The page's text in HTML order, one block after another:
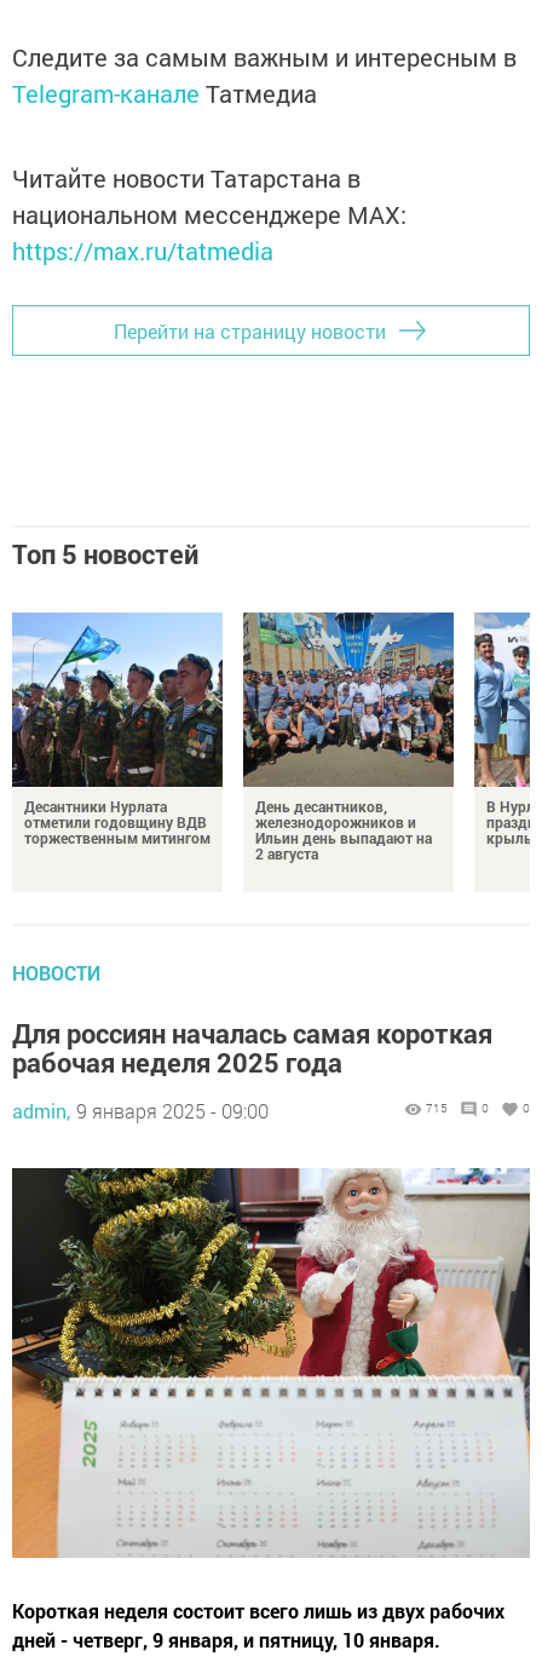
Следите за самым важным и интересным в
Telegram-канале Татмедиа
Читайте новости Татарстана в
национальном мессенджере MАХ:
https://max.ru/tatmedia
Перейти на страницу новости
Топ 5 новостей
Десантники Нурлата
отметили годовщину ВДВ
торжественным митингом
День десантников,
железнодорожников и
Ильин день выпадают на
2 августа
В
НОВОСТИ
Для россиян началась самая короткая
рабочая неделя 2025 года
admin, 9 января 2025 - 09:00 715 0 0
Короткая неделя состоит всего лишь из двух рабочих
дней - четверг, 9 января, и пятницу, 10 января.